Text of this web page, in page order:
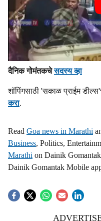
दैनिक गोमंतकचेसदस्य व्हा
शॉपिंगसाठी 'सकाळ प्राईम
करा.
Read Goa news in Marathi
Business, Politics,
Marathi on Dainik
Dainik Gomantak Mobile